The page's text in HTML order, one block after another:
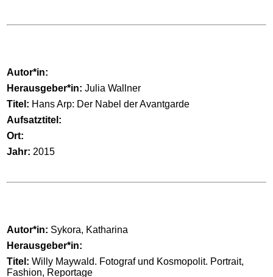
Autor*in:
Herausgeber*in: Julia Wallner
Titel: Hans Arp: Der Nabel der Avantgarde
Aufsatztitel:
Ort:
Jahr: 2015
Autor*in: Sykora, Katharina
Herausgeber*in:
Titel: Willy Maywald. Fotograf und Kosmopolit. Portrait,
Fashion, Reportage